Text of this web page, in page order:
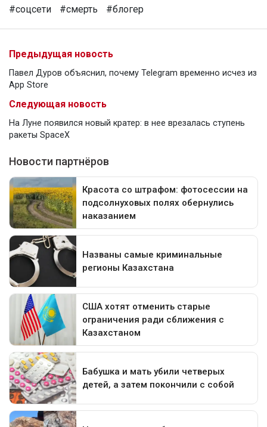
#соцсети #смерть #блогер
Предыдущая новость
Павел Дуров объяснил, почему Telegram временно исчез из
App Store
Следующая новость
На Луне появился новый кратер: в нее врезалась ступень
ракеты SpaceX